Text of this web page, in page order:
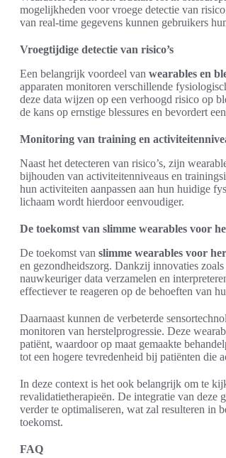
mogelijkheden voor vroege detectie van
van real-time gegevens kunnen gebruikers
Vroegtijdige detectie van risico’s
Een belangrijk voordeel van wearables en
apparaten monitoren verschillende
deze data wijzen op een verhoogd risico op
de kans op ernstige blessures en bevordert
Monitoring van training en
Naast het detecteren van risico’s, zijn
bijhouden van activiteitenniveaus en
hun activiteiten aanpassen aan hun huidige
lichaam wordt hierdoor eenvoudiger.
De toekomst van slimme wearables voor
De toekomst van slimme wearables voor
en gezondheidszorg. Dankzij innovaties
nauwkeuriger data verzamelen en
effectiever te reageren op de behoeften van
Daarnaast kunnen de verbeterde
monitoren van herstelprogressie. Deze
patiënt, waardoor op maat gemaakte
tot een hogere tevredenheid bij patiënten die
In deze context is het ook belangrijk om te
revalidatietherapieën. De integratie van deze
verder te optimaliseren, wat zal resulteren in
toekomst.
FAQ